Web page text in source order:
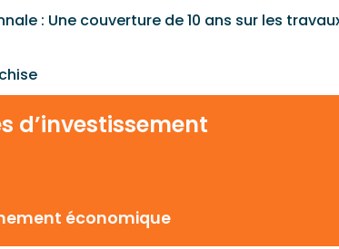
: Une couverture de 10 ans sur les
d’investissement
économique